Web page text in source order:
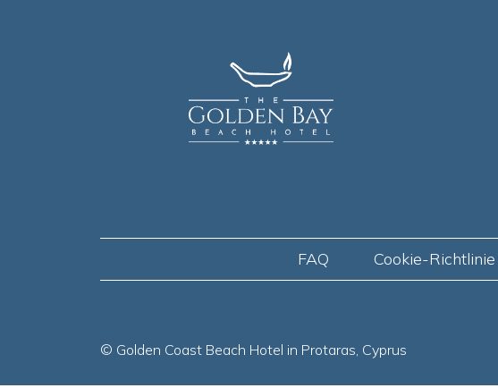
FAQ Cookie-Richtlinie
© Golden Coast Beach Hotel in Protaras, Cyprus